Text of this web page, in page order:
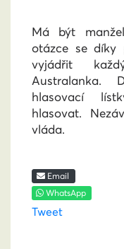
Má být
otázce se díky
vyjádřit
Australanka.
hlasovací
hlasovat.
vláda.
Email
WhatsApp
Tweet